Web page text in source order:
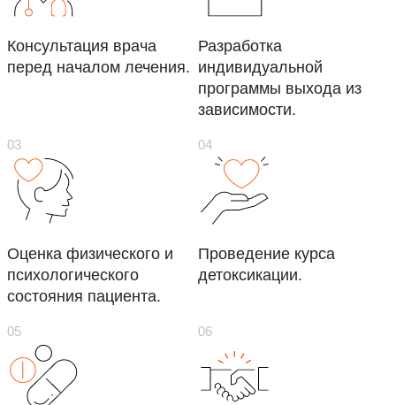
Консультация врача
перед началом лечения.
Разработка
индивидуальной
программы выхода из
зависимости.
Оценка физического и
психологического
состояния пациента.
Проведение курса
детоксикации.